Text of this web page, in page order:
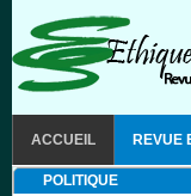
ACCUEIL REVUE
POLITIQUE